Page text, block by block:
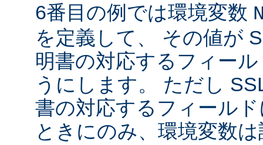
6番目の例では環境変数
を定義して、 その値が
明書の対応するフィー
うにします。 ただし
書の対応するフィール
ときにのみ、環境変数